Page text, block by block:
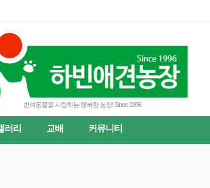
반려동물을 사랑하는 행복한 농장! Since 1996
러리 교배 커뮤니티